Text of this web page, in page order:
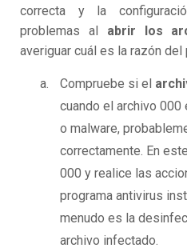
correcta y la
problemas al abrir los
averiguar cuál es la razón del
Compruebe si el
cuando el archivo
o malware,
correctamente. En
000 y realice las
programa antivirus
menudo es la
archivo infectado.